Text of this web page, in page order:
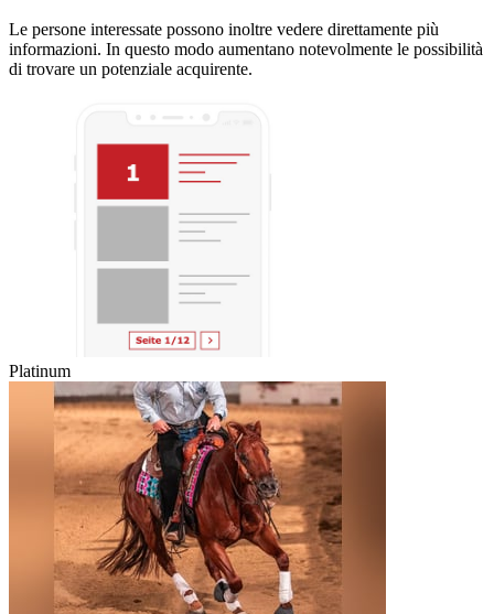
Le persone interessate possono inoltre vedere direttamente più
informazioni. In questo modo aumentano notevolmente le possibilità
di trovare un potenziale acquirente.
Platinum